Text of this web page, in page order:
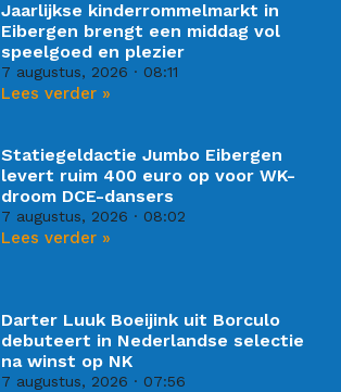
Jaarlijkse kinderrommelmarkt in
Eibergen brengt een middag vol
speelgoed en plezier
7 augustus, 2026 08:11
Lees verder »
Statiegeldactie Jumbo Eibergen
levert ruim 400 euro op voor WK-
droom DCE-dansers
7 augustus, 2026 08:02
Lees verder »
Darter Luuk Boeijink uit Borculo
debuteert in Nederlandse selectie
na winst op NK
7 augustus, 2026 07:56